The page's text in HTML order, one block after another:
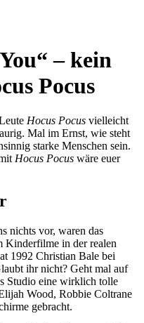
– kein
Pocus
Hocus Pocus vielleicht
Mal im Ernst, wie steht
starke Menschen sein.
Hocus Pocus wäre euer
nichts vor, waren das
Kinderfilme in der realen
1992 Christian Bale bei
ihr nicht? Geht mal auf
Studio eine wirklich tolle
Wood, Robbie Coltrane
gebracht.